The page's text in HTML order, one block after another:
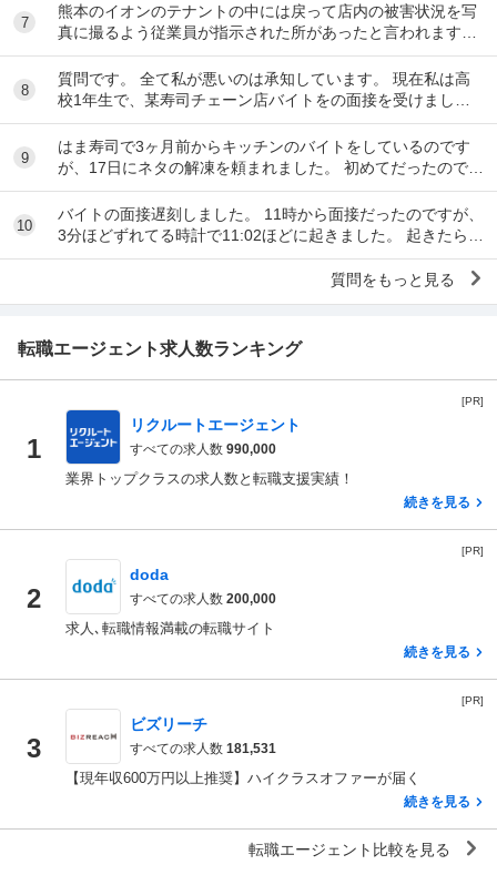
7
熊本のイオンのテナントの中には戻って店内の被害状況を写
真に撮るよう従業員が指示された所があったと言われます。
事実ですか。テナント名は分かりますか。
8
質問です。 全て私が悪いのは承知しています。 現在私は高
校1年生で、某寿司チェーン店バイトをの面接を受けまし
た。面接をし、その場で採用をもらいました。そし...
9
はま寿司で3ヶ月前からキッチンのバイトをしているのです
が、17日にネタの解凍を頼まれました。 初めてだったのです
が、ネタを出し冷蔵庫にいれてる時に、こんな...
10
バイトの面接遅刻しました。 11時から面接だったのですが、
3分ほどずれてる時計で11:02ほどに起きました。 起きたらス
マホの充電が切れていて、とりあえ...
質問をもっと見る
転職エージェント求人数ランキング
[PR]
1
リクルートエージェント
すべての求人数 990,000
業界トップクラスの求人数と転職支援実績！
続きを見る
[PR]
2
doda
すべての求人数 200,000
求人､転職情報満載の転職サイト
続きを見る
[PR]
3
ビズリーチ
すべての求人数 181,531
【現年収600万円以上推奨】ハイクラスオファーが届く
続きを見る
転職エージェント比較を見る